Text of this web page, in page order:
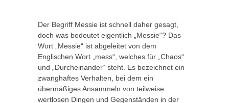
Der Begriff Messie ist schnell daher gesagt,
doch was bedeutet eigentlich „Messie“? Das
Wort „Messie“ ist abgeleitet von dem
Englischen Wort „mess“, welches für „Chaos“
und „Durcheinander“ steht. Es bezeichnet ein
zwanghaftes Verhalten, bei dem ein
übermäßiges Ansammeln von teilweise
wertlosen Dingen und Gegenständen in der